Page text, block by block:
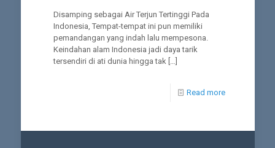
Disamping sebagai Air Terjun Tertinggi Pada
Indonesia, Tempat-tempat ini pun memiliki
pemandangan yang indah lalu mempesona.
Keindahan alam Indonesia jadi daya tarik
tersendiri di ati dunia hingga tak
Read more